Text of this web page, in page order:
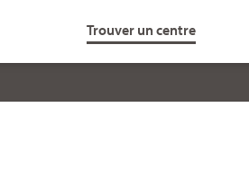
Trouver un centre